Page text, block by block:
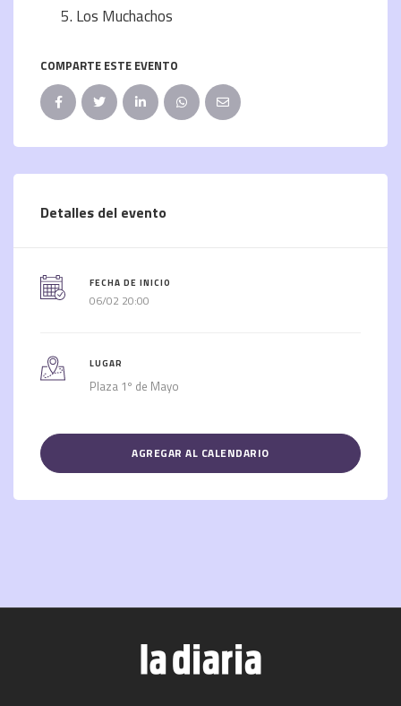
Los Muchachos
COMPARTE ESTE EVENTO
Detalles del evento
FECHA DE INICIO
06/02 20:00
LUGAR
Plaza 1º de Mayo
AGREGAR AL CALENDARIO